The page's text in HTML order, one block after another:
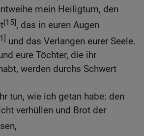
mein Heiligtum, den
[15], das in euren Augen
und das Verlangen eurer Seele.
eure Töchter, die ihr
werden durchs Schwert
tun, wie ich getan habe: den
verhüllen und Brot der